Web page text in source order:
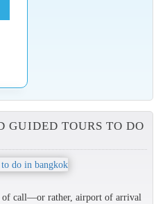
GUIDED TOURS TO DO
call—or rather, airport of arrival